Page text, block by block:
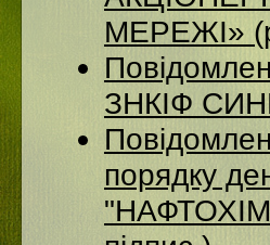
МЕРЕЖІ»
ЗНКІФ
порядку